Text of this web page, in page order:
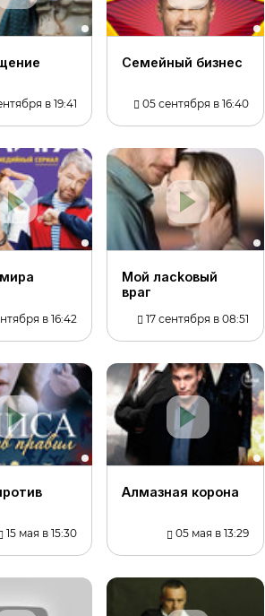
в 19:41
Ceмeйный бизнec
05 сентября в 16:40
в 16:42
Moй лackoвый
вpaг
17 сентября в 08:51
15 мая в 15:30
Алмазная корона
05 мая в 13:29